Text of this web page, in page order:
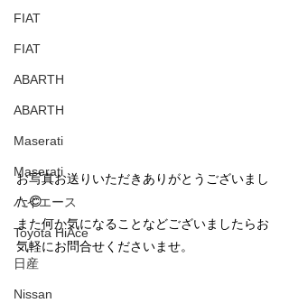
FIAT
FIAT
ABARTH
ABARTH
Maserati
Maserati
ハイエース
Toyota HiAce
日産
Nissan
お写真お送りいただきありがとうございまし
た😊
また何か気になることなどございましたらお
気軽にお問合せくださいませ。